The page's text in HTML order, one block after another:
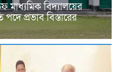
মাধ্যমিক বিদ্যালয়ের
প্রভাব বিস্তারের